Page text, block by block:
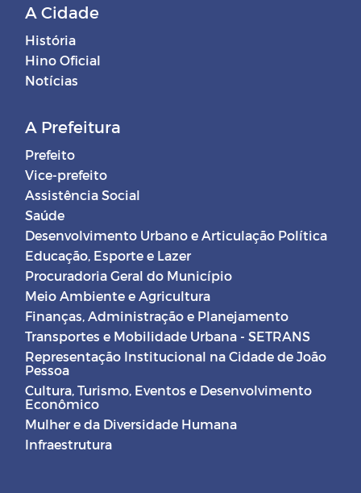
A Cidade
História
Hino Oficial
Notícias
A Prefeitura
Prefeito
Vice-prefeito
Assistência Social
Saúde
Desenvolvimento Urbano e Articulação Política
Educação, Esporte e Lazer
Procuradoria Geral do Município
Meio Ambiente e Agricultura
Finanças, Administração e Planejamento
Transportes e Mobilidade Urbana - SETRANS
Representação Institucional na Cidade de João
Pessoa
Cultura, Turismo, Eventos e Desenvolvimento
Econômico
Mulher e da Diversidade Humana
Infraestrutura